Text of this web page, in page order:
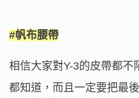
#帆布腰帶
相信大家對Y-3的皮帶都不
都知道，而且一定要把最